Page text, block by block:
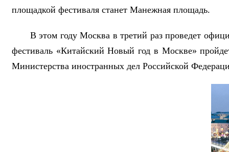
площадкой фестиваля станет Манежная площадь.
В этом году Москва в третий раз проведет
фестиваль «Китайский Новый год в Москве»
Министерства иностранных дел Российской